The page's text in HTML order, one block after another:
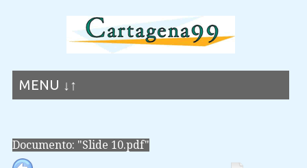
MENU ↓↑
Documento: "Slide 10.pdf"